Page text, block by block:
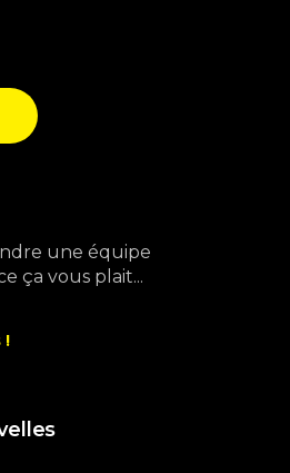
une équipe
ça vous plait...
!